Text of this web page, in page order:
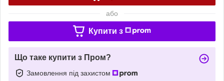
або
Купити з
Що таке купити з Пром?
Замовлення під захистом